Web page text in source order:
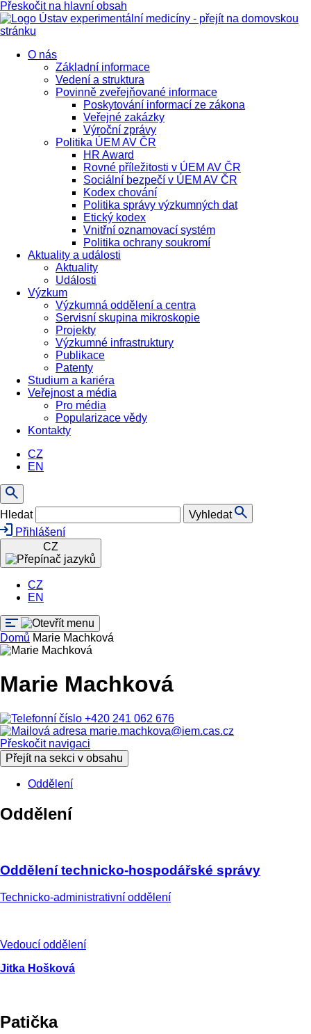
Přeskočit na hlavní obsah
O nás
Základní informace
Vedení a struktura
Povinně zveřejňované informace
Poskytování informací ze zákona
Veřejné zakázky
Výroční zprávy
Politika ÚEM AV ČR
HR Award
Rovné příležitosti v ÚEM AV ČR
Sociální bezpečí v ÚEM AV ČR
Kodex chování
Politika správy výzkumných dat
Etický kodex
Vnitřní oznamovací systém
Politika ochrany soukromí
Aktuality a události
Aktuality
Události
Výzkum
Výzkumná oddělení a centra
Servisní skupina mikroskopie
Projekty
Výzkumné infrastruktury
Publikace
Patenty
Studium a kariéra
Veřejnost a média
Pro média
Popularizace vědy
Kontakty
CZ
EN
Hledat
Vyhledat
Přihlášení
CZ
CZ
EN
Domů Marie Machková
Marie Machková
+420 241 062 676
marie.machkova@iem.cas.cz
Přeskočit navigaci
Přejít na sekci v obsahu
Oddělení
Oddělení
Oddělení technicko-hospodářské správy
Technicko-administrativní oddělení
Vedoucí oddělení
Jitka Hošková
Patička